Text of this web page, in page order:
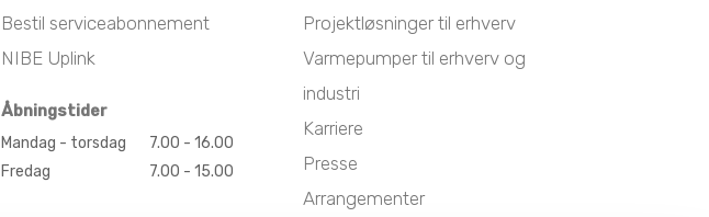
Bestil serviceabonnement
NIBE Uplink
Åbningstider
Mandag - torsdag
7.00 - 16.00
Fredag
7.00 - 15.00
Projektløsninger til erhverv
Varmepumper til erhverv og
industri
Karriere
Presse
Arrangementer